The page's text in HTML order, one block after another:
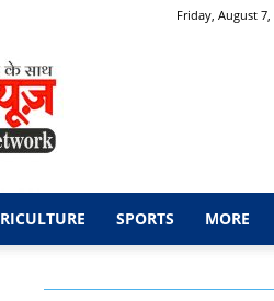
Friday, August 7,
SPORTS MORE